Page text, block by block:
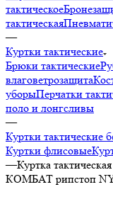
тактическое
тактическая
—
Куртки тактические
Брюки тактические
влаговетрозащита
уборыПерчатки
поло и лонгсливы
—
Куртки тактические
Куртки флисовые
—Куртка
КОМБАТ рипстоп